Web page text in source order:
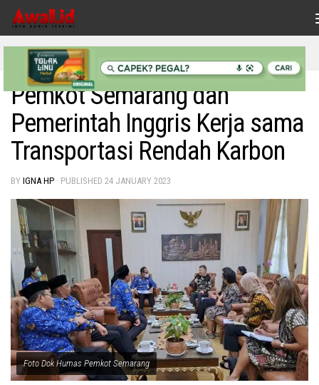
Skip to content
NASIONAL
Pemkot Semarang dan
Pemerintah Inggris Kerja sama
Transportasi Rendah Karbon
BY IGNA HP · PUBLISHED 24 JANUARY 2023
Foto Dok Humas Pemkot Semarang